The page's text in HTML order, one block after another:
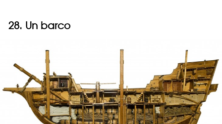
28. Un barco